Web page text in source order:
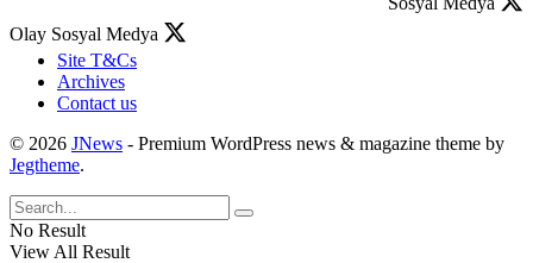
Olay Sosyal Medya
Site T&Cs
Archives
Contact us
© 2026 JNews - Premium WordPress news & magazine theme by
Jegtheme.
No Result
View All Result